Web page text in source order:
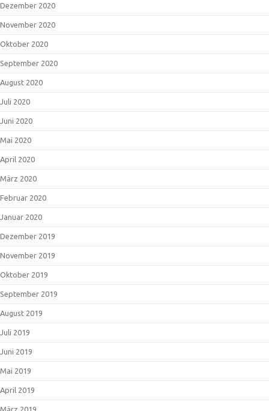
Dezember 2020
November 2020
Oktober 2020
September 2020
August 2020
Juli 2020
Juni 2020
Mai 2020
April 2020
März 2020
Februar 2020
Januar 2020
Dezember 2019
November 2019
Oktober 2019
September 2019
August 2019
Juli 2019
Juni 2019
Mai 2019
April 2019
März 2019